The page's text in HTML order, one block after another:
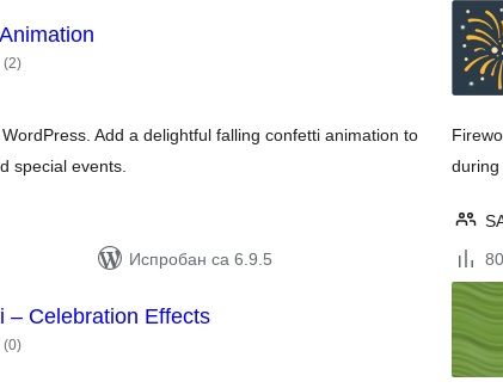
(2укупних
оцена
)
Add a delightful falling confetti animation to
special events.
Испробан са 6.9.5
during
– Celebration Effects
(0укупних
оцена
)